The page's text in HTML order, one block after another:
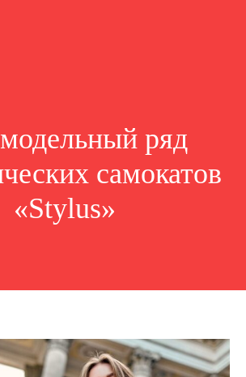
модельный ряд
самокатов
«Stylus»